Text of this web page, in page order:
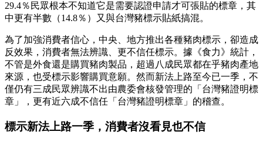
29.4％民眾根本不知道它是需要認證申請才可張貼的標章，其
中更有半數（14.8％）又與台灣豬標示貼紙搞混。
為了加強消費者信心，中央、地方推出各種豬肉標示，卻造成
反效果，消費者無法辨識、更不信任標示。據《食力》統計，
不管是外食還是購買豬肉製品，超過八成民眾都在乎豬肉產地
來源，也受標示影響購買意願。然而新法上路至今已一季，不
僅仍有三成民眾辨識不出由農委會核發管理的「台灣豬證明標
章」，更有近六成不信任「台灣豬證明標章」的稽查。
標示新法上路一季，消費者沒看見也不信